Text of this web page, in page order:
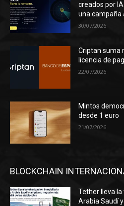
creados por
una campaña
30/07/2026
Criptan suma
licencia de
22/07/2026
Mintos
desde 1 euro
21/07/2026
BLOCKCHAIN
Tether lleva
Arabia Saudí